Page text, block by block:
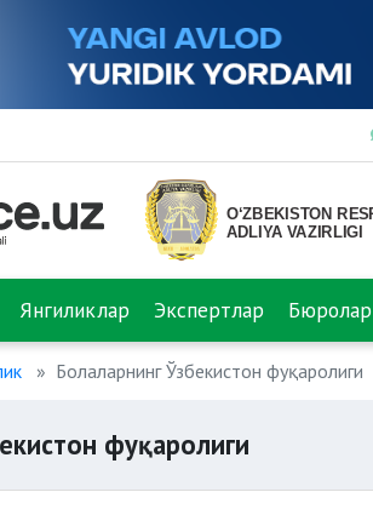
Янгиликлар Экспертлар Бюролар
Болаларнинг Ўзбекистон фуқаролиги
фуқаролиги